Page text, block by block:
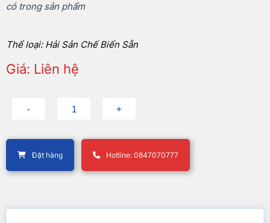
có trong sản phẩm
Thể loại: Hải Sản Chế Biến Sẵn
Giá: Liên hệ
Đặt hàng Hotline: 0847070777